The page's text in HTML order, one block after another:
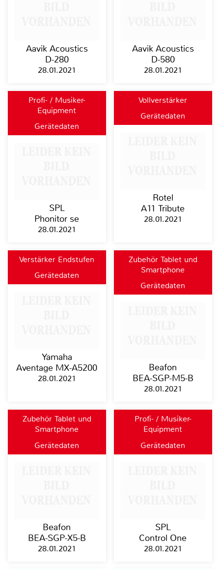
Aavik Acoustics
D-280
28.01.2021
Aavik Acoustics
D-580
28.01.2021
Profi- / Musiker-
Equipment
Gerätedaten
SPL
Phonitor se
28.01.2021
Vollverstärker
Gerätedaten
Rotel
A11 Tribute
28.01.2021
Verstärker Endstufen
Gerätedaten
Yamaha
Aventage MX-A5200
28.01.2021
Zubehör Tablet und
Smartphone
Gerätedaten
Beafon
BEA-SGP-M5-B
28.01.2021
Zubehör Tablet und
Smartphone
Gerätedaten
Beafon
BEA-SGP-X5-B
28.01.2021
Profi- / Musiker-
Equipment
Gerätedaten
SPL
Control One
28.01.2021